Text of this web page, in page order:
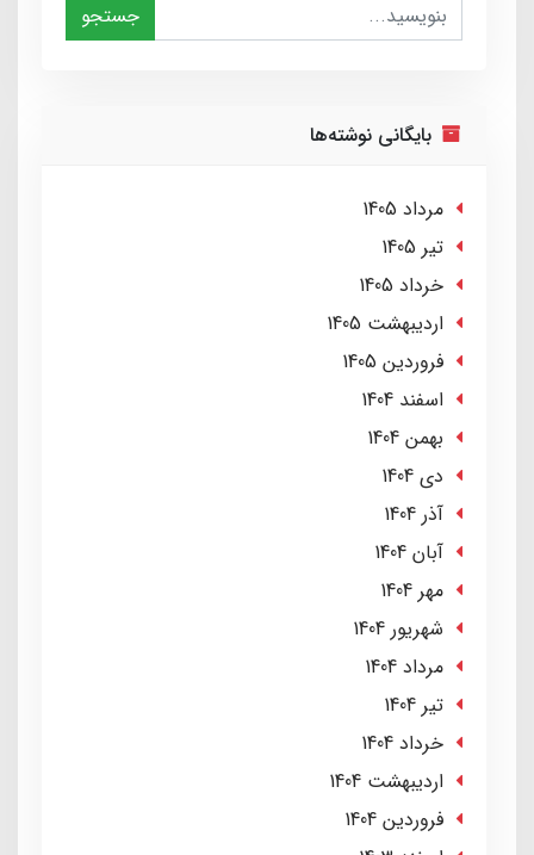
جستجو
بایگانی نوشته‌ها
مرداد 1405
تير 1405
خرداد 1405
ارديبهشت 1405
فروردین 1405
اسفند 1404
بهمن 1404
دی 1404
آذر 1404
آبان 1404
مهر 1404
شهریور 1404
مرداد 1404
تير 1404
خرداد 1404
ارديبهشت 1404
فروردین 1404